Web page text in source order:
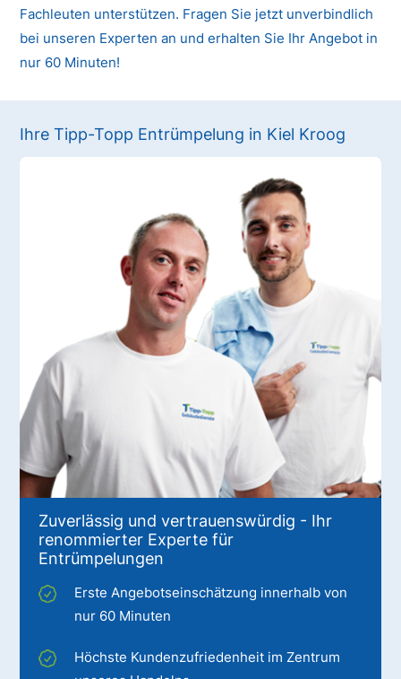
Fachleuten unterstützen. Fragen Sie jetzt unverbindlich
bei unseren Experten an und erhalten Sie Ihr Angebot in
nur 60 Minuten!
Ihre Tipp-Topp Entrümpelung in Kiel Kroog
Zuverlässig und vertrauenswürdig - Ihr
renommierter Experte für
Entrümpelungen
Erste Angebotseinschätzung innerhalb von
nur 60 Minuten
Höchste Kundenzufriedenheit im Zentrum